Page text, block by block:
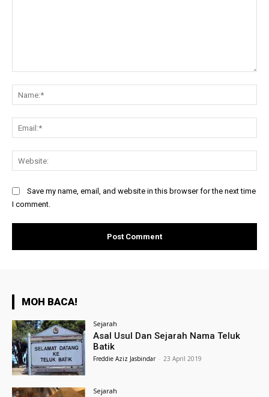
Save my name, email, and website in this browser for the next time
I comment.
MOH BACA!
Sejarah
Asal Usul Dan Sejarah Nama Teluk
Batik
Freddie Aziz Jasbindar - 23 April 2019
Sejarah